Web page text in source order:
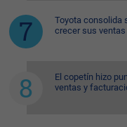
Toyota consolida
crecer sus ventas
El copetín hizo
ventas y